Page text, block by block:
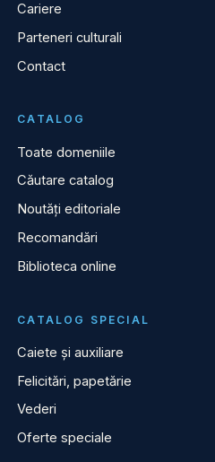
Cariere
Parteneri culturali
Contact
CATALOG
Toate domeniile
Căutare catalog
Noutăți editoriale
Recomandări
Biblioteca online
CATALOG SPECIAL
Caiete și auxiliare
Felicitări, papetărie
Vederi
Oferte speciale